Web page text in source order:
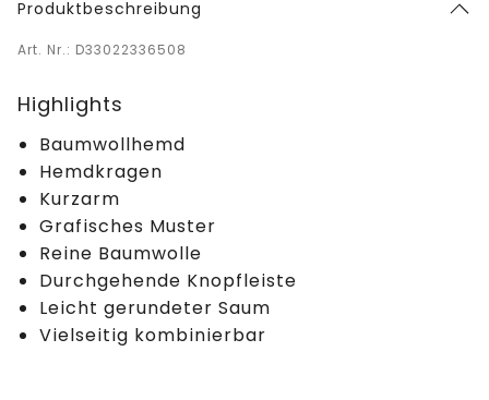
Produktbeschreibung
Art. Nr.: D33022336508
Highlights
Baumwollhemd
Hemdkragen
Kurzarm
Grafisches Muster
Reine Baumwolle
Durchgehende Knopfleiste
Leicht gerundeter Saum
Vielseitig kombinierbar